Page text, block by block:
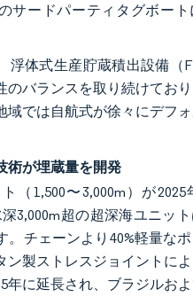
サードパーティタグボート
浮体式生産貯蔵積出設備（
のバランスを取り続けてお
域では自航式が徐々にデフ
術が埋蔵量を開発
（1,500〜3,000m）が
3,000m超の超深海ユニッ
。チェーンより40%軽量な
ン製ストレスジョイントに
年に延長され、ブラジルお